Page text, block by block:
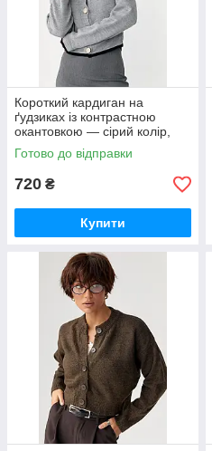
Короткий кардиган на
ґудзиках із контрастною
окантовкою — сірий колір,
ONE SIZE (є розміри)
Готово до відправки
720 ₴
Купити